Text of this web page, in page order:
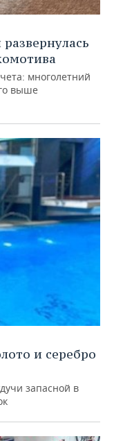
многолетний
выше
и серебро
запасной в